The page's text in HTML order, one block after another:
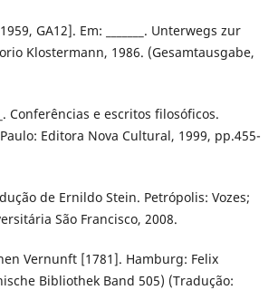
GA12]. Em: _______. Unterwegs zur
Klostermann, 1986. (Gesamtausgabe,
Conferências e escritos filosóficos.
Editora Nova Cultural, 1999, pp.455-
de Ernildo Stein. Petrópolis: Vozes;
São Francisco, 2008.
Vernunft [1781]. Hamburg: Felix
Bibliothek Band 505) (Tradução: